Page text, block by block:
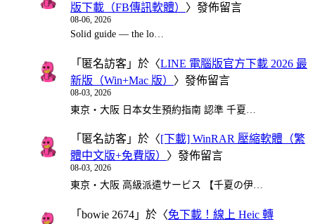
版下載（FB傳訊軟體） 〉發佈留言
08-06, 2026
Solid guide — the lo…
「 匿名訪客 」於〈LINE 電腦版官方下載 2026 最
新版（Win+Mac 版） 〉發佈留言
08-03, 2026
東京・大阪 日本女生預約指南 認準 千夏…
「 匿名訪客 」於〈[下載] WinRAR 壓縮軟體（繁
體中文版+免費版） 〉發佈留言
08-03, 2026
東京・大阪 高級派遣サービス 【千夏の伊…
「 bowie 2674 」於〈免下載！線上 Heic 轉